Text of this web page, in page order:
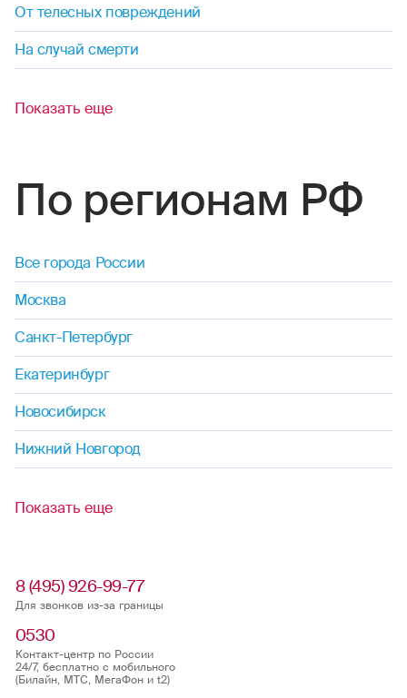
От телесных повреждений
На случай смерти
Показать еще
По регионам РФ
Все города России
Москва
Санкт-Петербург
Екатеринбург
Новосибирск
Нижний Новгород
Показать еще
8 (495) 926-99-77
Для звонков из-за границы
0530
Контакт-центр по России
24/7, бесплатно с мобильного
(Билайн, МТС, МегаФон и t2)